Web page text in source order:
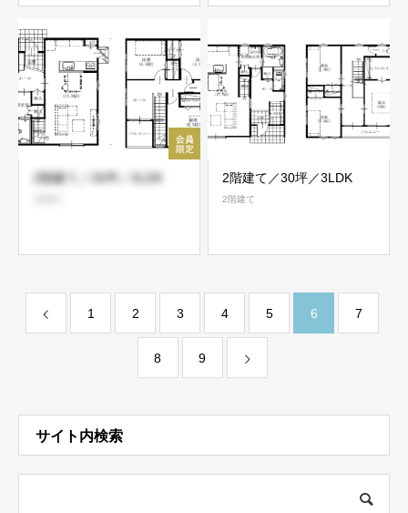
2階建て／26坪／3LDK 2階建て／30坪／3LDK
2階建て
1 2 3 4 5 6 7
8 9
サイト内検索